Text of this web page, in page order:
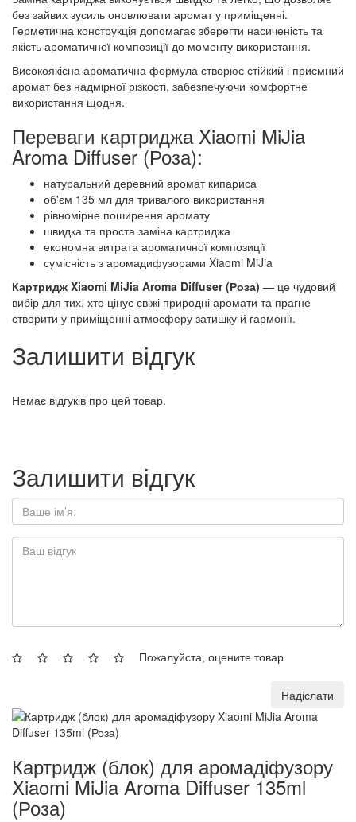
без зайвих зусиль оновлювати аромат у приміщенні.
Герметична конструкція допомагає зберегти насиченість та
якість ароматичної композиції до моменту використання.
Високоякісна ароматична формула створює стійкий і приємний
аромат без надмірної різкості, забезпечуючи комфортне
використання щодня.
Переваги картриджа Xiaomi MiJia
Aroma Diffuser (Роза):
натуральний деревний аромат кипариса
об'єм 135 мл для тривалого використання
рівномірне поширення аромату
швидка та проста заміна картриджа
економна витрата ароматичної композиції
сумісність з аромадифузорами Xiaomi MiJia
Картридж Xiaomi MiJia Aroma Diffuser (Роза) — це чудовий
вибір для тих, хто цінує свіжі природні аромати та прагне
створити у приміщенні атмосферу затишку й гармонії.
Залишити відгук
Немає відгуків про цей товар.
Залишити відгук
Пожалуйста, оцените товар
Надіслати
Картридж (блок) для аромадіфузору
Xiaomi MiJia Aroma Diffuser 135ml
(Роза)